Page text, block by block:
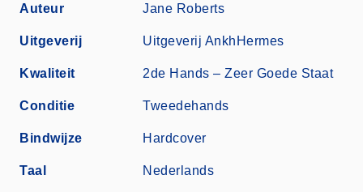
Auteur Jane Roberts
Uitgeverij Uitgeverij AnkhHermes
Kwaliteit 2de Hands – Zeer Goede Staat
Conditie Tweedehands
Bindwijze Hardcover
Taal Nederlands